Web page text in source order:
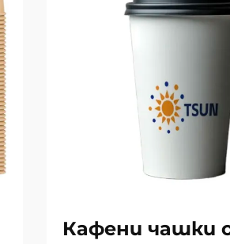
Кафени чашки